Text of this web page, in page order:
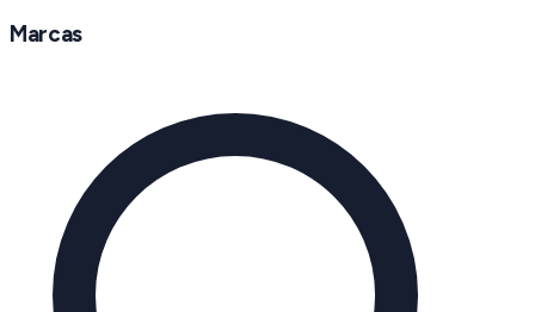
Marcas